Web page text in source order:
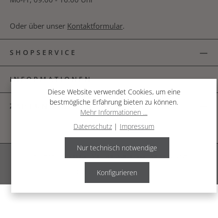
Oder über unser Kontaktformular.
SHOPSERVICE
INFORMATIONEN
ZAHLUNGSARTEN
© 2026 The Garden Shop
Diese Website verwendet Cookies, um eine
bestmögliche Erfahrung bieten zu können.
Mehr Informationen ...
Datenschutz | Impressum
Nur technisch notwendige
Konfigurieren